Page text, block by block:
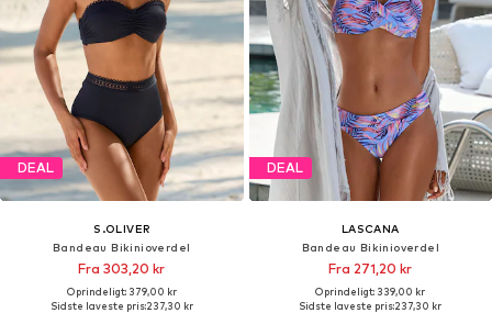
DEAL
S.OLIVER
Bandeau Bikinioverdel
Fra 303,20 kr
Oprindeligt: 379,00 kr
Sidste laveste pris:237,30 kr
DEAL
LASCANA
Bandeau Bikinioverdel
Fra 271,20 kr
Oprindeligt: 339,00 kr
Sidste laveste pris:237,30 kr